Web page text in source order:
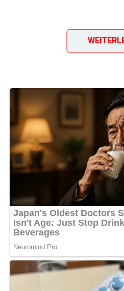
Schinken,
Diese Zutaten
4 dicke Scheiben
8 Scheiben roher Schinken
Lob, Kritik, Fragen oder
Dann hinterlasse doch bitte
Ende dieser Seite & auch eine
Und so wird es
Zwischen zwei
Melone mit festem Fleisch
Alle Zutaten müssen vorher